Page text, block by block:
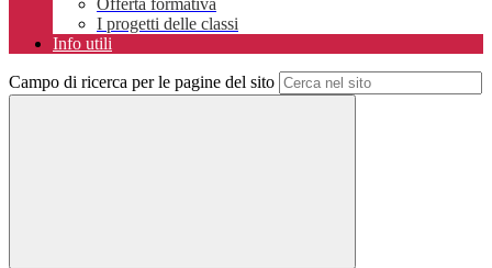
Offerta formativa
I progetti delle classi
Info utili
Campo di ricerca per le pagine del sito